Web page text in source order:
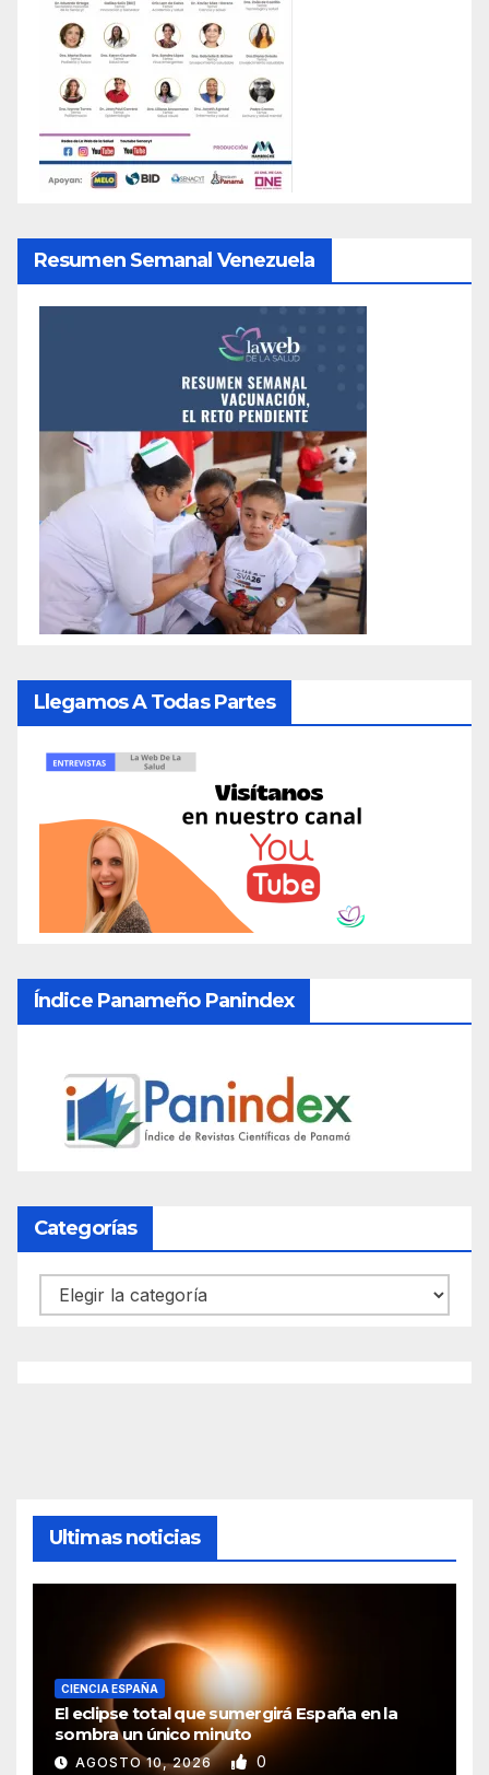
Resumen Semanal Venezuela
Llegamos A Todas Partes
Índice Panameño Panindex
Categorías
Categorías
Ultimas noticias
CIENCIA ESPAÑA
El eclipse total que sumergirá España en la
sombra un único minuto
AGOSTO 10, 2026 0